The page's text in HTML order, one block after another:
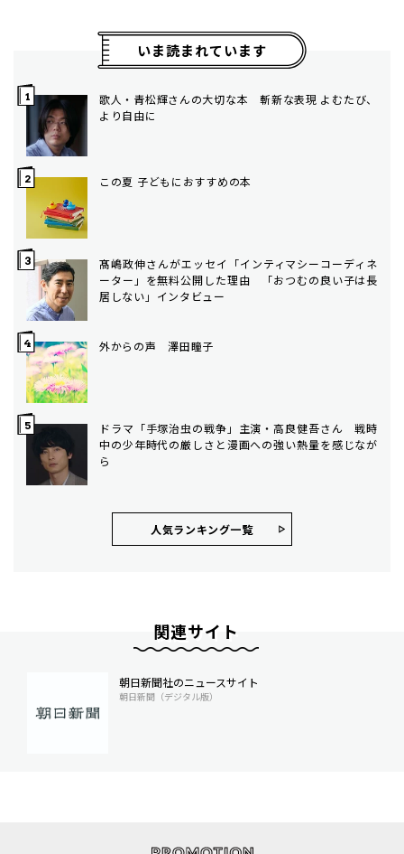
いま読まれています
歌人・青松輝さんの大切な本 斬新な表現 よむたび、
より自由に
この夏 子どもにおすすめの本
髙嶋政伸さんがエッセイ「インティマシーコーディネ
ーター」を無料公開した理由 「おつむの良い子は長
居しない」インタビュー
外からの声 澤田瞳子
ドラマ「手塚治虫の戦争」主演・高良健吾さん 戦時
中の少年時代の厳しさと漫画への強い熱量を感じなが
ら
人気ランキング⼀覧
関連サイト
朝日新聞社のニュースサイト
朝日新聞（デジタル版）